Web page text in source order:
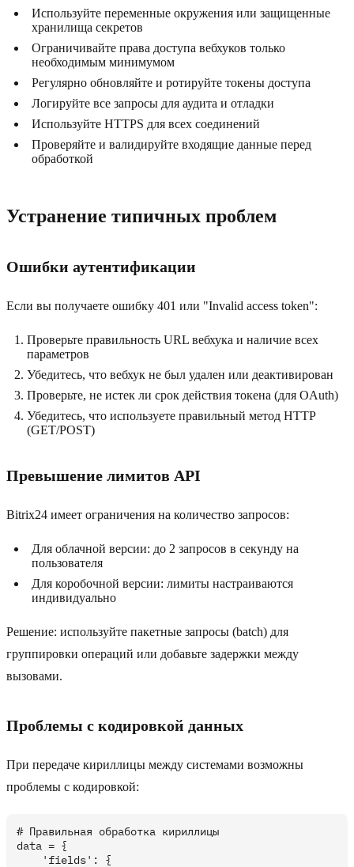
Используйте переменные окружения или защищенные
хранилища секретов
Ограничивайте права доступа вебхуков только
необходимым минимумом
Регулярно обновляйте и ротируйте токены доступа
Логируйте все запросы для аудита и отладки
Используйте HTTPS для всех соединений
Проверяйте и валидируйте входящие данные перед
обработкой
Устранение типичных проблем
Ошибки аутентификации
Если вы получаете ошибку 401 или "Invalid access token":
Проверьте правильность URL вебхука и наличие всех
параметров
Убедитесь, что вебхук не был удален или деактивирован
Проверьте, не истек ли срок действия токена (для OAuth)
Убедитесь, что используете правильный метод HTTP
(GET/POST)
Превышение лимитов API
Bitrix24 имеет ограничения на количество запросов:
Для облачной версии: до 2 запросов в секунду на
пользователя
Для коробочной версии: лимиты настраиваются
индивидуально
Решение: используйте пакетные запросы (batch) для
группировки операций или добавьте задержки между
вызовами.
Проблемы с кодировкой данных
При передаче кириллицы между системами возможны
проблемы с кодировкой:
# Правильная обработка кириллицы
data = {
    'fields': {